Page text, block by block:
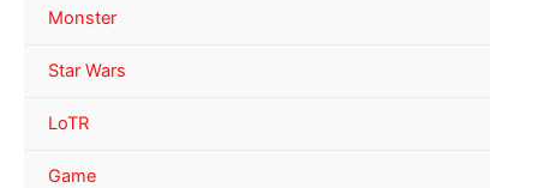
Monster
Star Wars
LoTR
Game